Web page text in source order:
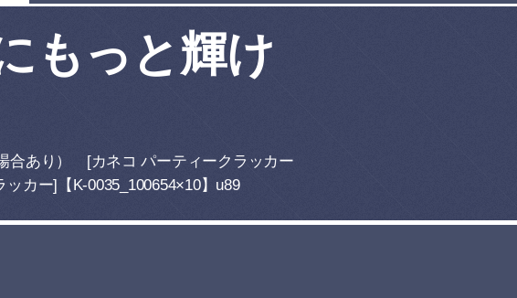
もっと輝け
合あり） [カネコ パーティークラッカー
カー]【K-0035_100654×10】u89